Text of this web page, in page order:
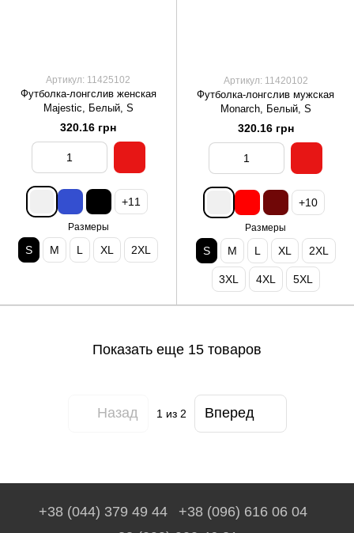
Артикул: 11425102
Футболка-лонгслив женская
Majestic, Белый, S
320.16 грн
+11
Размеры
S M L XL 2XL
Артикул: 11420102
Футболка-лонгслив мужская
Monarch, Белый, S
320.16 грн
+10
Размеры
S M L XL 2XL
3XL 4XL 5XL
Показать еще 15 товаров
Назад 1 из 2 Вперед
+38 (044) 379 49 44
+38 (096) 616 06 04